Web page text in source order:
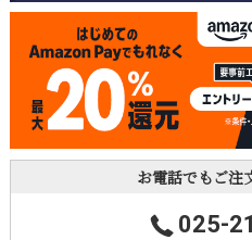
お電話でもご注
025-